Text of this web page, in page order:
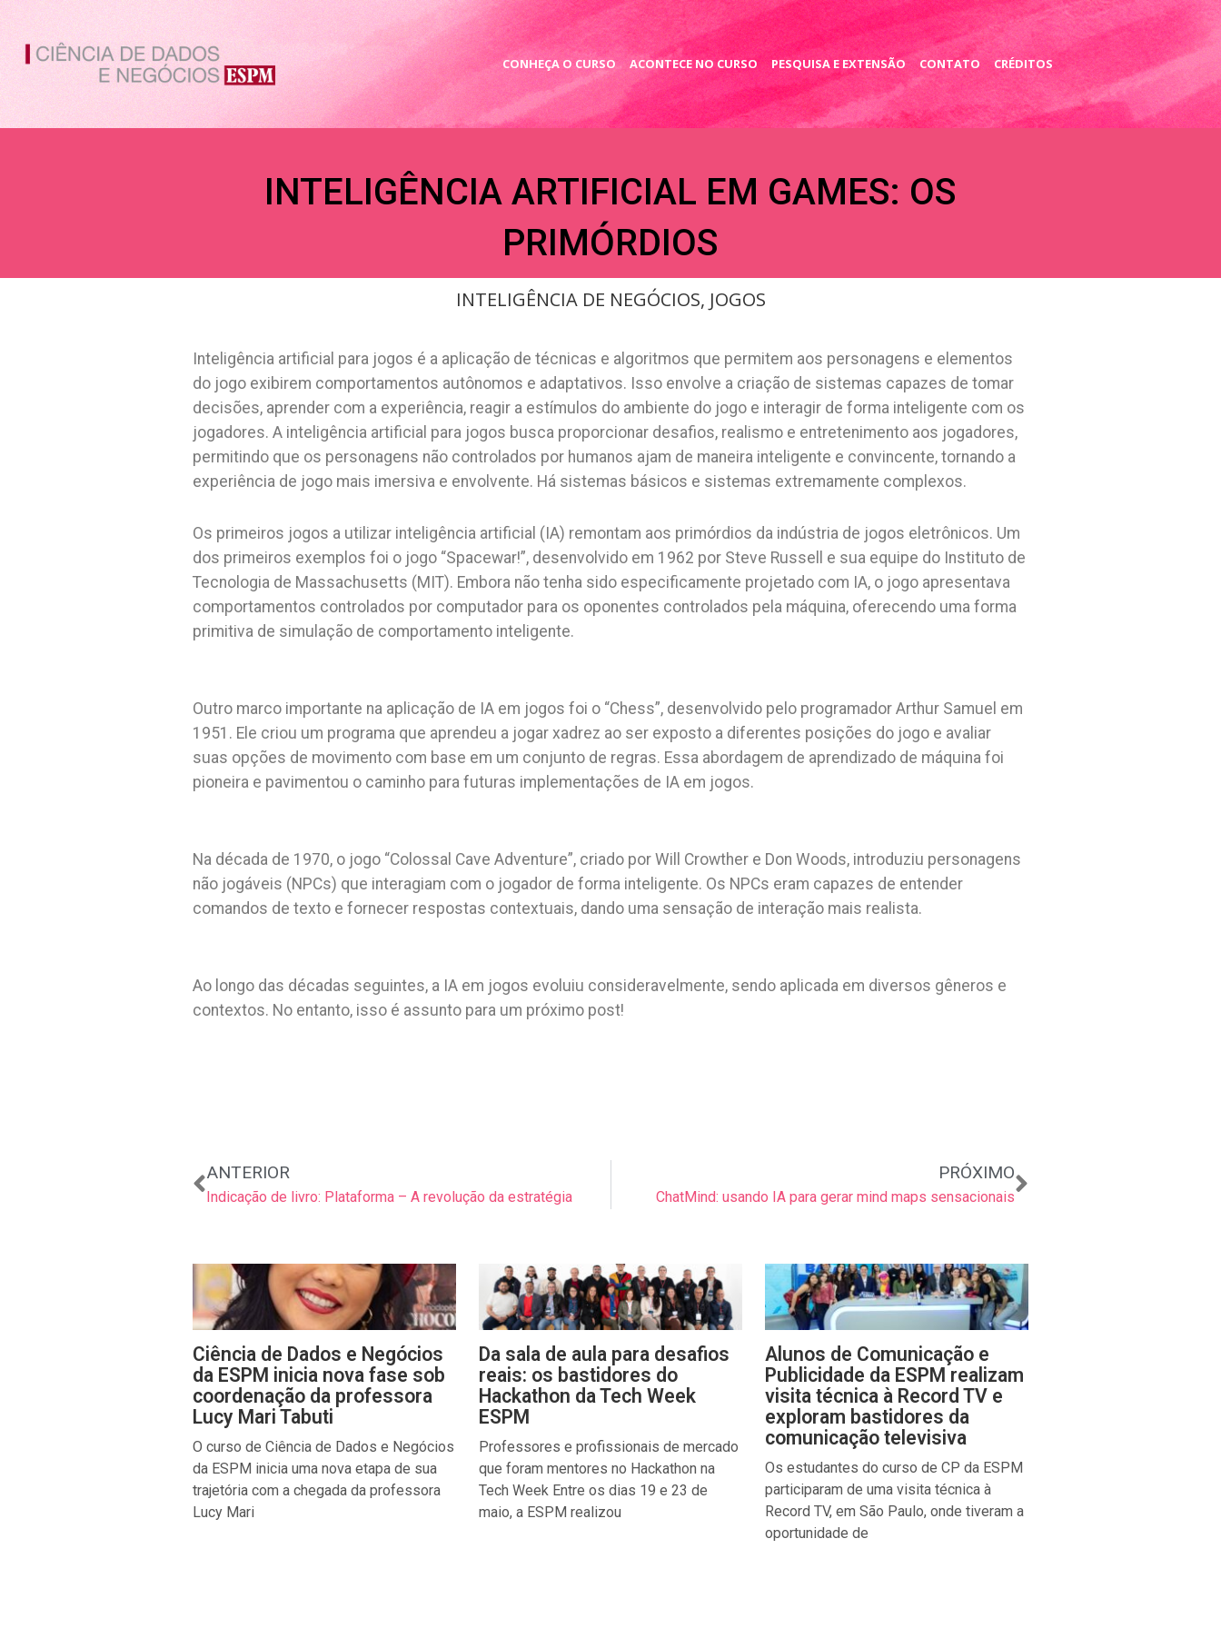
Ir
para
conteúdo
CONHEÇA O CURSO ACONTECE NO CURSO PESQUISA E EXTENSÃO CONTATO CRÉDITOS
INTELIGÊNCIA ARTIFICIAL EM GAMES: OS
PRIMÓRDIOS
INTELIGÊNCIA DE NEGÓCIOS, JOGOS
Inteligência artificial para jogos é a aplicação de técnicas e algoritmos que permitem aos personagens e elementos
do jogo exibirem comportamentos autônomos e adaptativos. Isso envolve a criação de sistemas capazes de tomar
decisões, aprender com a experiência, reagir a estímulos do ambiente do jogo e interagir de forma inteligente com os
jogadores. A inteligência artificial para jogos busca proporcionar desafios, realismo e entretenimento aos jogadores,
permitindo que os personagens não controlados por humanos ajam de maneira inteligente e convincente, tornando a
experiência de jogo mais imersiva e envolvente. Há sistemas básicos e sistemas extremamente complexos.
Os primeiros jogos a utilizar inteligência artificial (IA) remontam aos primórdios da indústria de jogos eletrônicos. Um
dos primeiros exemplos foi o jogo “Spacewar!”, desenvolvido em 1962 por Steve Russell e sua equipe do Instituto de
Tecnologia de Massachusetts (MIT). Embora não tenha sido especificamente projetado com IA, o jogo apresentava
comportamentos controlados por computador para os oponentes controlados pela máquina, oferecendo uma forma
primitiva de simulação de comportamento inteligente.
Outro marco importante na aplicação de IA em jogos foi o “Chess”, desenvolvido pelo programador Arthur Samuel em
1951. Ele criou um programa que aprendeu a jogar xadrez ao ser exposto a diferentes posições do jogo e avaliar
suas opções de movimento com base em um conjunto de regras. Essa abordagem de aprendizado de máquina foi
pioneira e pavimentou o caminho para futuras implementações de IA em jogos.
Na década de 1970, o jogo “Colossal Cave Adventure”, criado por Will Crowther e Don Woods, introduziu personagens
não jogáveis (NPCs) que interagiam com o jogador de forma inteligente. Os NPCs eram capazes de entender
comandos de texto e fornecer respostas contextuais, dando uma sensação de interação mais realista.
Ao longo das décadas seguintes, a IA em jogos evoluiu consideravelmente, sendo aplicada em diversos gêneros e
contextos. No entanto, isso é assunto para um próximo post!
Anterior
ANTERIOR
Indicação de livro: Plataforma – A revolução da estratégia
PRÓXIMO
ChatMind: usando IA para gerar mind maps sensacionais
Próximo
Ciência de Dados e Negócios
da ESPM inicia nova fase sob
coordenação da professora
Lucy Mari Tabuti
O curso de Ciência de Dados e Negócios
da ESPM inicia uma nova etapa de sua
trajetória com a chegada da professora
Lucy Mari
Da sala de aula para desafios
reais: os bastidores do
Hackathon da Tech Week
ESPM
Professores e profissionais de mercado
que foram mentores no Hackathon na
Tech Week Entre os dias 19 e 23 de
maio, a ESPM realizou
Alunos de Comunicação e
Publicidade da ESPM realizam
visita técnica à Record TV e
exploram bastidores da
comunicação televisiva
Os estudantes do curso de CP da ESPM
participaram de uma visita técnica à
Record TV, em São Paulo, onde tiveram a
oportunidade de